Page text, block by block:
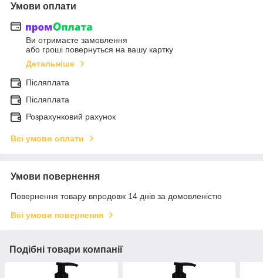
Умови оплати
Ви отримаєте замовлення
або гроші повернуться на вашу картку
Детальніше
Післяплата
Післяплата
Розрахунковий рахунок
Всі умови оплати
Умови повернення
Повернення товару впродовж 14 днів за домовленістю
Всі умови повернення
Подібні товари компанії